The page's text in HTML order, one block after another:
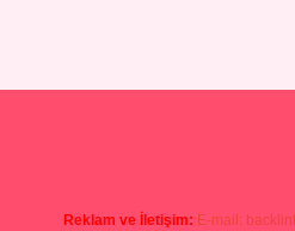
Reklam ve İletişim: E-mail: